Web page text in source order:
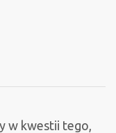
w kwestii tego,